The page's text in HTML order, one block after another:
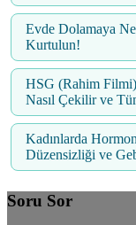
Evde Dolamaya
Kurtulun!
HSG (Rahim Filmi)
Nasıl Çekilir ve
Kadınlarda
Düzensizliği ve
Soru Sor